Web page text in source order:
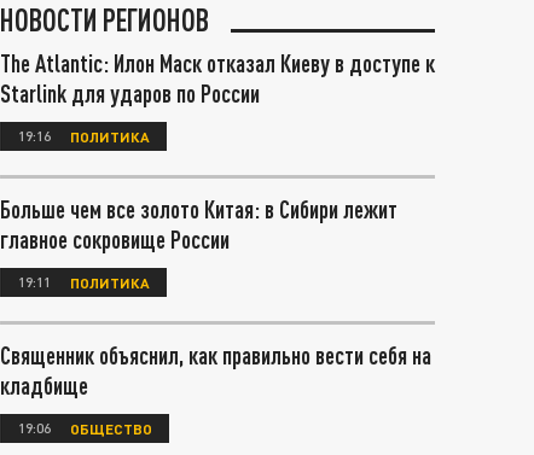
НОВОСТИ РЕГИОНОВ
The Atlantic: Илон Маск отказал Киеву в доступе к
Starlink для ударов по России
19:16 ПОЛИТИКА
Больше чем все золото Китая: в Сибири лежит
главное сокровище России
19:11 ПОЛИТИКА
Священник объяснил, как правильно вести себя на
кладбище
19:06 ОБЩЕСТВО